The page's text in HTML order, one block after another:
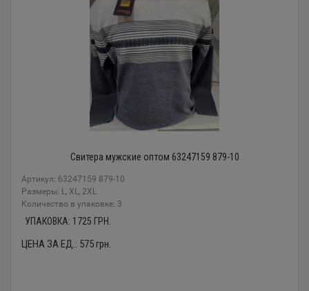
Свитера мужские оптом 63247159 879-10
Артикул: 63247159 879-10
Размеры: L, XL, 2XL
Количество в упаковке: 3
УПАКОВКА: 1725 ГРН.
ЦЕНА ЗА ЕД.: 575грн.